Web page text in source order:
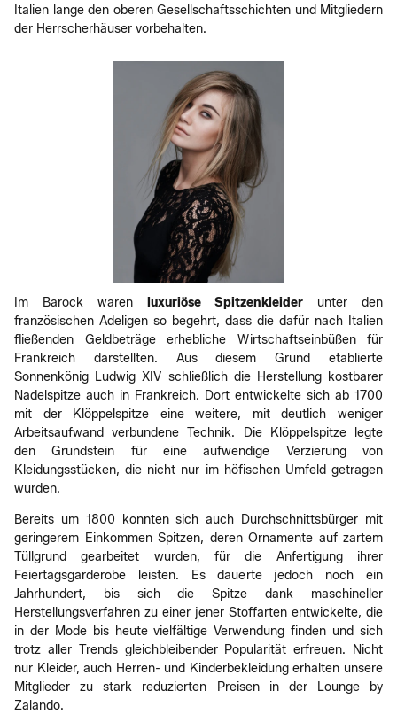
Italien lange den oberen Gesellschaftsschichten und Mitgliedern
der Herrscherhäuser vorbehalten.
Im Barock waren luxuriöse Spitzenkleider unter den
französischen Adeligen so begehrt, dass die dafür nach Italien
fließenden Geldbeträge erhebliche Wirtschaftseinbüßen für
Frankreich darstellten. Aus diesem Grund etablierte
Sonnenkönig Ludwig XIV schließlich die Herstellung kostbarer
Nadelspitze auch in Frankreich. Dort entwickelte sich ab 1700
mit der Klöppelspitze eine weitere, mit deutlich weniger
Arbeitsaufwand verbundene Technik. Die Klöppelspitze legte
den Grundstein für eine aufwendige Verzierung von
Kleidungsstücken, die nicht nur im höfischen Umfeld getragen
wurden.
Bereits um 1800 konnten sich auch Durchschnittsbürger mit
geringerem Einkommen Spitzen, deren Ornamente auf zartem
Tüllgrund gearbeitet wurden, für die Anfertigung ihrer
Feiertagsgarderobe leisten. Es dauerte jedoch noch ein
Jahrhundert, bis sich die Spitze dank maschineller
Herstellungsverfahren zu einer jener Stoffarten entwickelte, die
in der Mode bis heute vielfältige Verwendung finden und sich
trotz aller Trends gleichbleibender Popularität erfreuen. Nicht
nur Kleider, auch Herren- und Kinderbekleidung erhalten unsere
Mitglieder zu stark reduzierten Preisen in der Lounge by
Zalando.